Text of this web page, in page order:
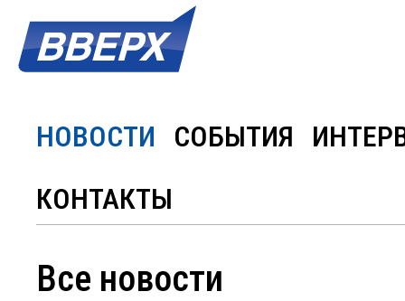
НОВОСТИ СОБЫТИЯ
КОНТАКТЫ
Все новости